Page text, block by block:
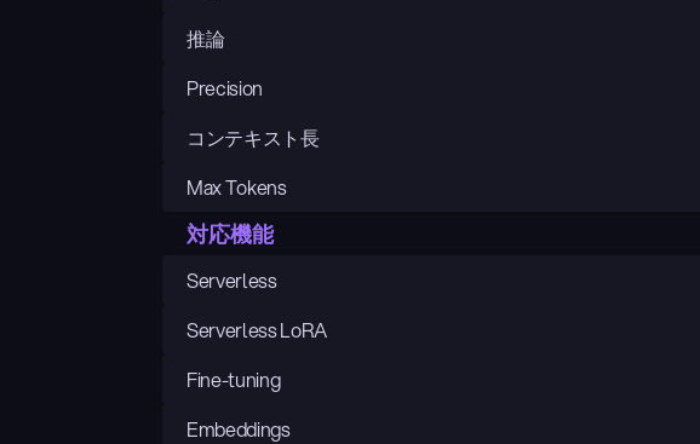
推論
Precision
コンテキスト長
Max Tokens
対応機能
Serverless
Serverless LoRA
Fine-tuning
Embeddings